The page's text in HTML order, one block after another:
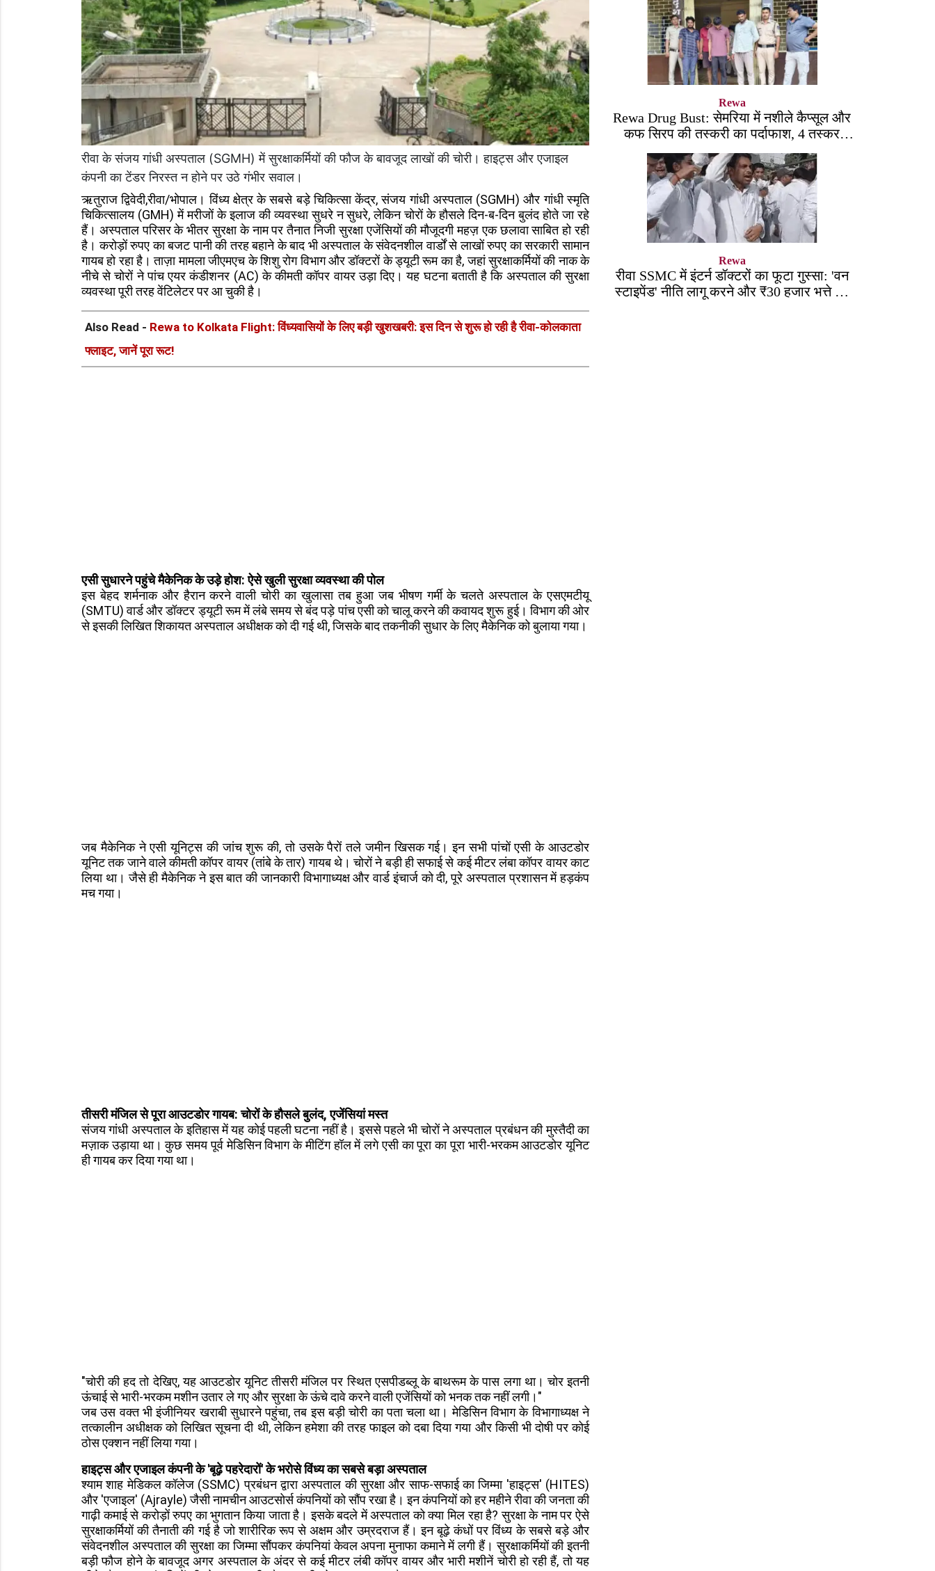
रीवा के संजय गांधी अस्पताल (SGMH) में सुरक्षाकर्मियों की फौज के बावजूद लाखों की चोरी। हाइट्स और एजाइल
कंपनी का टेंडर निरस्त न होने पर उठे गंभीर सवाल।
ऋतुराज द्विवेदी,रीवा/भोपाल। विंध्य क्षेत्र के सबसे बड़े चिकित्सा केंद्र, संजय गांधी अस्पताल (SGMH) और गांधी स्मृति
चिकित्सालय (GMH) में मरीजों के इलाज की व्यवस्था सुधरे न सुधरे, लेकिन चोरों के हौसले दिन-ब-दिन बुलंद होते जा रहे
हैं। अस्पताल परिसर के भीतर सुरक्षा के नाम पर तैनात निजी सुरक्षा एजेंसियों की मौजूदगी महज़ एक छलावा साबित हो रही
है। करोड़ों रुपए का बजट पानी की तरह बहाने के बाद भी अस्पताल के संवेदनशील वार्डों से लाखों रुपए का सरकारी सामान
गायब हो रहा है। ताज़ा मामला जीएमएच के शिशु रोग विभाग और डॉक्टरों के ड्यूटी रूम का है, जहां सुरक्षाकर्मियों की नाक के
नीचे से चोरों ने पांच एयर कंडीशनर (AC) के कीमती कॉपर वायर उड़ा दिए। यह घटना बताती है कि अस्पताल की सुरक्षा
व्यवस्था पूरी तरह वेंटिलेटर पर आ चुकी है।
Also Read - Rewa to Kolkata Flight: विंध्यवासियों के लिए बड़ी खुशखबरी: इस दिन से शुरू हो रही है रीवा-कोलकाता
फ्लाइट, जानें पूरा रूट!
एसी सुधारने पहुंचे मैकेनिक के उड़े होश: ऐसे खुली सुरक्षा व्यवस्था की पोल
इस बेहद शर्मनाक और हैरान करने वाली चोरी का खुलासा तब हुआ जब भीषण गर्मी के चलते अस्पताल के एसएमटीयू
(SMTU) वार्ड और डॉक्टर ड्यूटी रूम में लंबे समय से बंद पड़े पांच एसी को चालू करने की कवायद शुरू हुई। विभाग की ओर
से इसकी लिखित शिकायत अस्पताल अधीक्षक को दी गई थी, जिसके बाद तकनीकी सुधार के लिए मैकेनिक को बुलाया गया।
जब मैकेनिक ने एसी यूनिट्स की जांच शुरू की, तो उसके पैरों तले जमीन खिसक गई। इन सभी पांचों एसी के आउटडोर
यूनिट तक जाने वाले कीमती कॉपर वायर (तांबे के तार) गायब थे। चोरों ने बड़ी ही सफाई से कई मीटर लंबा कॉपर वायर काट
लिया था। जैसे ही मैकेनिक ने इस बात की जानकारी विभागाध्यक्ष और वार्ड इंचार्ज को दी, पूरे अस्पताल प्रशासन में हड़कंप
मच गया।
तीसरी मंजिल से पूरा आउटडोर गायब: चोरों के हौसले बुलंद, एजेंसियां मस्त
संजय गांधी अस्पताल के इतिहास में यह कोई पहली घटना नहीं है। इससे पहले भी चोरों ने अस्पताल प्रबंधन की मुस्तैदी का
मज़ाक उड़ाया था। कुछ समय पूर्व मेडिसिन विभाग के मीटिंग हॉल में लगे एसी का पूरा का पूरा भारी-भरकम आउटडोर यूनिट
ही गायब कर दिया गया था।
"चोरी की हद तो देखिए, यह आउटडोर यूनिट तीसरी मंजिल पर स्थित एसपीडब्लू के बाथरूम के पास लगा था। चोर इतनी
ऊंचाई से भारी-भरकम मशीन उतार ले गए और सुरक्षा के ऊंचे दावे करने वाली एजेंसियों को भनक तक नहीं लगी।"
जब उस वक्त भी इंजीनियर खराबी सुधारने पहुंचा, तब इस बड़ी चोरी का पता चला था। मेडिसिन विभाग के विभागाध्यक्ष ने
तत्कालीन अधीक्षक को लिखित सूचना दी थी, लेकिन हमेशा की तरह फाइल को दबा दिया गया और किसी भी दोषी पर कोई
ठोस एक्शन नहीं लिया गया।
हाइट्स और एजाइल कंपनी के 'बूढ़े पहरेदारों' के भरोसे विंध्य का सबसे बड़ा अस्पताल
श्याम शाह मेडिकल कॉलेज (SSMC) प्रबंधन द्वारा अस्पताल की सुरक्षा और साफ-सफाई का जिम्मा 'हाइट्स' (HITES)
और 'एजाइल' (Ajrayle) जैसी नामचीन आउटसोर्स कंपनियों को सौंप रखा है। इन कंपनियों को हर महीने रीवा की जनता की
गाढ़ी कमाई से करोड़ों रुपए का भुगतान किया जाता है। इसके बदले में अस्पताल को क्या मिल रहा है? सुरक्षा के नाम पर ऐसे
सुरक्षाकर्मियों की तैनाती की गई है जो शारीरिक रूप से अक्षम और उम्रदराज हैं। इन बूढ़े कंधों पर विंध्य के सबसे बड़े और
संवेदनशील अस्पताल की सुरक्षा का जिम्मा सौंपकर कंपनियां केवल अपना मुनाफा कमाने में लगी हैं। सुरक्षाकर्मियों की इतनी
बड़ी फौज होने के बावजूद अगर अस्पताल के अंदर से कई मीटर लंबी कॉपर वायर और भारी मशीनें चोरी हो रही हैं, तो यह
Rewa
Rewa Drug Bust: सेमरिया में नशीले कैप्सूल और
कफ सिरप की तस्करी का पर्दाफाश, 4 तस्कर
सलाखों के पीछे
Rewa
रीवा SSMC में इंटर्न डॉक्टरों का फूटा गुस्सा: 'वन
स्टाइपेंड' नीति लागू करने और ₹30 हजार भत्ते की